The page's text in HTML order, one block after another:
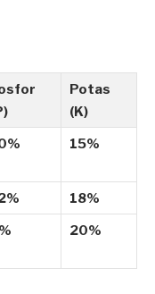
Potas
(K)
15%
18%
20%